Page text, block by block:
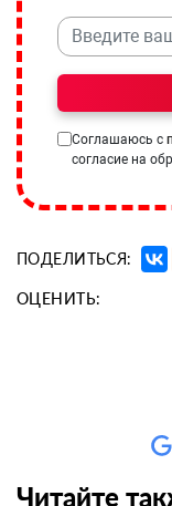
Соглашаюсь с
согласие на
ПОДЕЛИТЬСЯ:
ОЦЕНИТЬ:
Читайте